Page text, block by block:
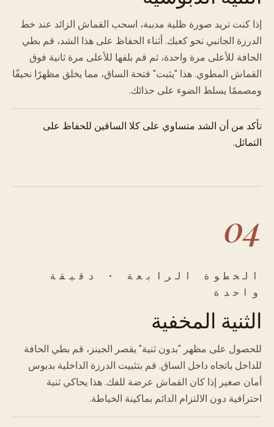
إذا كنت تريد صورة ظلية مدببة، اسحب القماش الزائد عند خط
الدرزة الجانبي نحو كعبك. أثناء الحفاظ على هذا الشد، قم بطي
الحافة للأعلى مرة واحدة، ثم قم بلفها للأعلى مرة ثانية فوق
القماش المطوي. هذا "يثبت" فتحة الساق، مما يخلق مظهرًا نحيفًا
ومصممًا يسلط الضوء على حذائك.
تأكد من أن الشد متساوي على كلا الساقين للحفاظ على
التماثل.
04
الخطوة الرابعة · دقيقة
واحدة
الثنية المخفية
للحصول على مظهر "بدون ثنية" يقصر الجينز، قم بطي الحافة
للداخل باتجاه داخل الساق. قم بتثبيت الدرزة الداخلية بدبوس
أمان صغير إذا كان القماش عرضة للفك. هذا يحاكي ثنية
احترافية دون الالتزام الدائم بماكينة الخياطة.